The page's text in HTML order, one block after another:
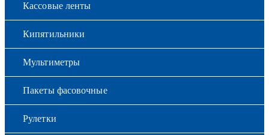
Кассовые ленты
Кипятильники
Мультиметры
Пакеты фасовочные
Рулетки